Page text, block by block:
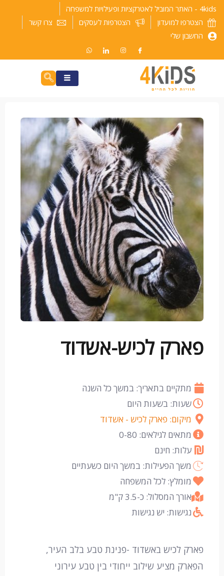
דילוג
לתוכן
4kids - האתר המוביל לאטרקציות ופעילויות למשפחה
הצטרפו למועדון
הצטרפות לעסקים
צרו קשר
החשבון שלי
פארק לכיש-אשדוד
מתקיים בתאריך: במשך כל השנה
שעות: בשעות היום
מיקום: פארק לכיש - אשדוד
מתאים לגילאים: 0-80
עלות: חינם
משך הפעילות: במשך היום כשעתיים
מומלץ: לכל המשפחה
אורך המסלול: כ-3.5 ק"מ
נגישות: יש נגישות
פארק לכיש באשדוד -פנינת טבע בלב העיר,
הפארק מציע שילוב ייחודי בין טבע עירוני